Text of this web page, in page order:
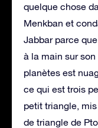
quelque chose
Menkban et
Jabbar parce
à la main sur
planètes est
ce qui est trois
petit triangle,
de triangle de